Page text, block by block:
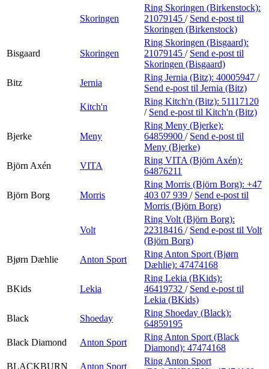
Skoringen
Ring Skoringen (Birkenstock):
21079145 / Send e-post til
Skoringen (Birkenstock)
Bisgaard Skoringen
Ring Skoringen (Bisgaard):
21079145 / Send e-post til
Skoringen (Bisgaard)
Bitz
Jernia
Ring Jernia (Bitz): 40005947 /
Send e-post til Jernia (Bitz)
Kitch'n
Ring Kitch'n (Bitz): 51117120
/ Send e-post til Kitch'n (Bitz)
Bjerke Meny
Ring Meny (Bjerke):
64859900 / Send e-post til
Meny (Bjerke)
Björn Axén
VITA
Ring VITA (Björn Axén):
64876211
Björn Borg Morris
Ring Morris (Björn Borg): +47
403 07 939 / Send e-post til
Morris (Björn Borg)
Volt
Ring Volt (Björn Borg):
22318416 / Send e-post til Volt
(Björn Borg)
Bjørn Dæhlie
Anton Sport
Ring Anton Sport (Bjørn
Dæhlie): 47474168
BKids Lekia
Ring Lekia (BKids):
46419732 / Send e-post til
Lekia (BKids)
Black
Shoeday
Ring Shoeday (Black):
64859195
Black Diamond
Anton Sport
Ring Anton Sport (Black
Diamond): 47474168
BLACKBURN
Anton Sport
Ring Anton Sport